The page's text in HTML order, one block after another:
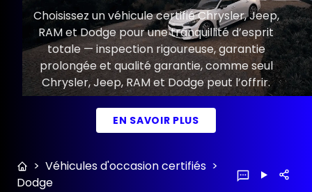
Choisissez un véhicule certifié Chrysler, Jeep,
RAM et Dodge pour une tranquillité d’esprit
totale — inspection rigoureuse, garantie
prolongée et qualité garantie, comme seul
Chrysler, Jeep, RAM et Dodge peut l’offrir.
EN SAVOIR PLUS
> Véhicules d'occasion certifiés >
Dodge